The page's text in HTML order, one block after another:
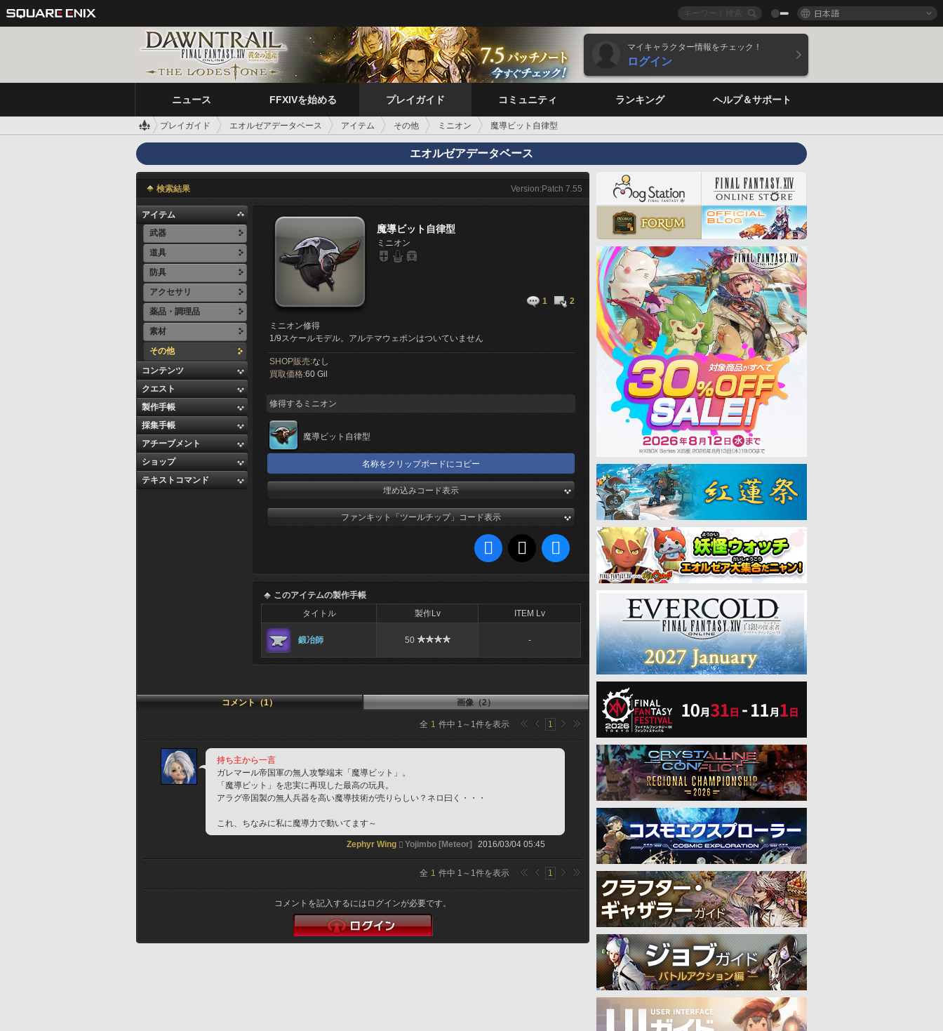
日本語
マイキャラクター情報をチェック！
ログイン
ニュース FFXIVを始める プレイガイド コミュニティ ランキング ヘルプ＆サポート
プレイガイド エオルゼアデータベース アイテム その他 ミニオン 魔導ビット自律型
エオルゼアデータベース
検索結果 Version:Patch 7.55
アイテム
武器
道具
防具
アクセサリ
薬品・調理品
素材
その他
コンテンツ
クエスト
製作手帳
採集手帳
アチーブメント
ショップ
テキストコマンド
魔導ビット自律型
ミニオン
1 2
ミニオン修得
1/9スケールモデル。アルテマウェポンはついていません
SHOP販売:なし
買取価格:60 Gil
修得するミニオン
魔導ビット自律型
名称をクリップボードにコピー
埋め込みコード表示
ファンキット「ツールチップ」コード表示
このアイテムの製作手帳
タイトル
製作Lv ITEM Lv
鍛冶師 50 -
コメント（1） 画像（2）
全 1 件中 1 ～ 1件を表示 1
持ち主から一言
ガレマール帝国軍の無人攻撃端末「魔導ビット」。
「魔導ビット」を忠実に再現した最高の玩具。
アラグ帝国製の無人兵器を高い魔導技術が売りらしい？ネロ曰く・・・
これ、ちなみに私に魔導力で動いてます～
Zephyr Wing Yojimbo [Meteor] 2016/03/04 05:45
全 1 件中 1 ～ 1件を表示 1
コメントを記入するにはログインが必要です。